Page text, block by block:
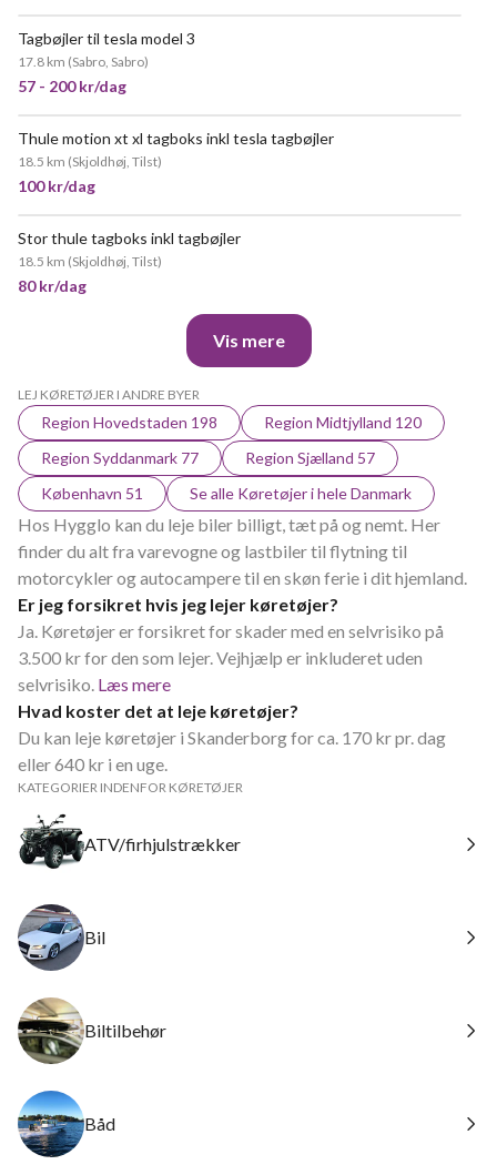
Tagbøjler til tesla model 3
17.8 km (Sabro, Sabro)
57 - 200 kr/dag
Thule motion xt xl tagboks inkl tesla tagbøjler
18.5 km (Skjoldhøj, Tilst)
100 kr/dag
Stor thule tagboks inkl tagbøjler
18.5 km (Skjoldhøj, Tilst)
80 kr/dag
Vis mere
LEJ KØRETØJER I ANDRE BYER
Region Hovedstaden 198
Region Midtjylland 120
Region Syddanmark 77
Region Sjælland 57
København 51
Se alle Køretøjer i hele Danmark
Hos Hygglo kan du leje biler billigt, tæt på og nemt. Her
finder du alt fra varevogne og lastbiler til flytning til
motorcykler og autocampere til en skøn ferie i dit hjemland.
Er jeg forsikret hvis jeg lejer køretøjer?
Ja. Køretøjer er forsikret for skader med en selvrisiko på
3.500 kr for den som lejer. Vejhjælp er inkluderet uden
selvrisiko. Læs mere
Hvad koster det at leje køretøjer?
Du kan leje køretøjer i Skanderborg for ca. 170 kr pr. dag
eller 640 kr i en uge.
KATEGORIER INDENFOR KØRETØJER
ATV/firhjulstrækker
Bil
Biltilbehør
Båd